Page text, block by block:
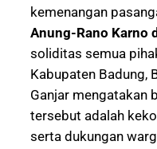
kemenangan
Anung-Rano Karno
soliditas semua
Kabupaten Badung,
Ganjar mengatakan
tersebut adalah
serta dukungan